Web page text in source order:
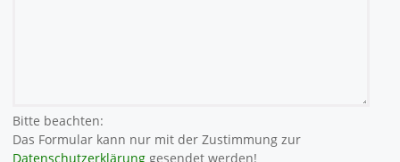
Bitte beachten:
Das Formular kann nur mit der Zustimmung zur
Datenschutzerklärunggesendet werden!